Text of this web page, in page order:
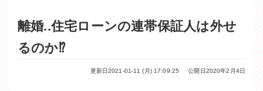
離婚..住宅ローンの連帯保証人は外せ
るのか⁉
更新日2021-01-11 (月) 17:09:25 公開日2020年2月4日